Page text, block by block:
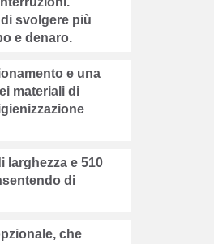
svolgere più
e denaro.
e una
materiali di
larghezza e 510
di
che